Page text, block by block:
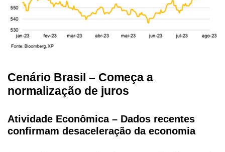
Cenário Brasil – Começa a
normalização de juros
Atividade Econômica – Dados recentes
confirmam desaceleração da economia